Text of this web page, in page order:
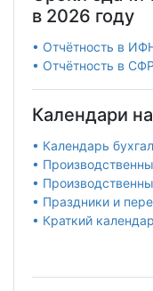
в 2026 году
• Отчётность в
• Отчётность в СФР
Календари
• Календарь
•
•
• Праздники и
• Краткий